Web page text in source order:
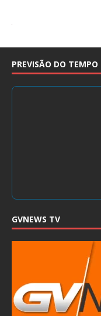
PREVISÃO DO TEMPO
GVNEWS TV